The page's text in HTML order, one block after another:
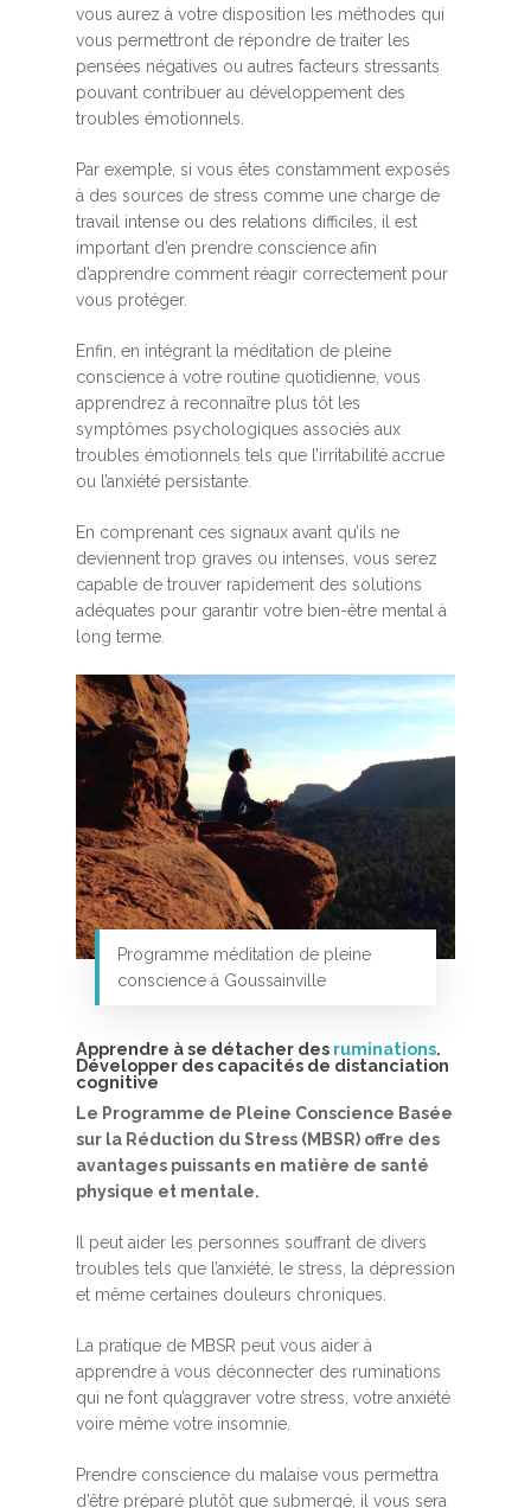
vous aurez à votre disposition les méthodes qui
vous permettront de répondre de traiter les
pensées négatives ou autres facteurs stressants
pouvant contribuer au développement des
troubles émotionnels.
Par exemple, si vous êtes constamment exposés
à des sources de stress comme une charge de
travail intense ou des relations difficiles, il est
important d’en prendre conscience afin
d’apprendre comment réagir correctement pour
vous protéger.
Enfin, en intégrant la méditation de pleine
conscience à votre routine quotidienne, vous
apprendrez à reconnaître plus tôt les
symptômes psychologiques associés aux
troubles émotionnels tels que l’irritabilité accrue
ou l’anxiété persistante.
En comprenant ces signaux avant qu’ils ne
deviennent trop graves ou intenses, vous serez
capable de trouver rapidement des solutions
adéquates pour garantir votre bien-être mental à
long terme.
Programme méditation de pleine
conscience à Goussainville
Apprendre à se détacher des ruminations.
Développer des capacités de distanciation
cognitive
Le Programme de Pleine Conscience Basée
sur la Réduction du Stress (MBSR) offre des
avantages puissants en matière de santé
physique et mentale.
Il peut aider les personnes souffrant de divers
troubles tels que l’anxiété, le stress, la dépression
et même certaines douleurs chroniques.
La pratique de MBSR peut vous aider à
apprendre à vous déconnecter des ruminations
qui ne font qu’aggraver votre stress, votre anxiété
voire même votre insomnie.
Prendre conscience du malaise vous permettra
d’être préparé plutôt que submergé, il vous sera
MBSR, MSC &
Méditation
Méditation pleine
Retraite de pleine
Somatic
Thérapie
Programmes
Développement